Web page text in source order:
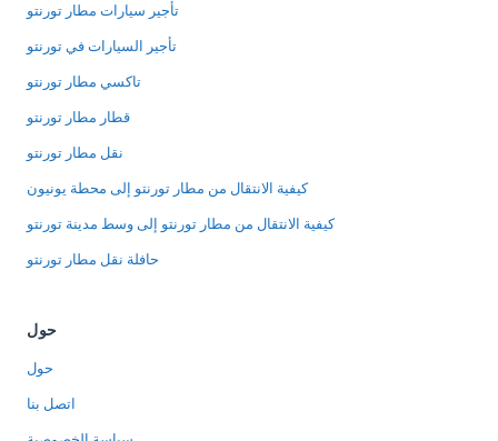
تأجير سيارات مطار تورنتو
تأجير السيارات في تورنتو
تاكسي مطار تورنتو
قطار مطار تورنتو
نقل مطار تورنتو
كيفية الانتقال من مطار تورنتو إلى محطة يونيون
كيفية الانتقال من مطار تورنتو إلى وسط مدينة تورنتو
حافلة نقل مطار تورنتو
حول
حول
اتصل بنا